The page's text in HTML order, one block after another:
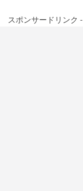
スポンサードリンク -